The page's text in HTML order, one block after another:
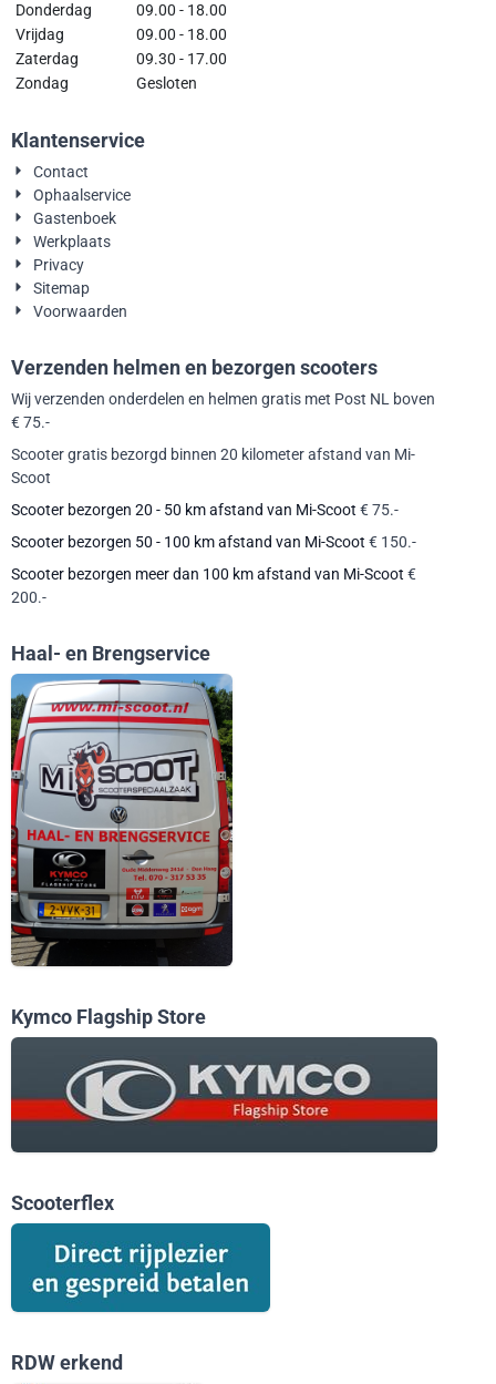
Donderdag
09.00 - 18.00
Vrijdag
09.00 - 18.00
Zaterdag
09.30 - 17.00
Zondag
Gesloten
Klantenservice
Contact
Ophaalservice
Gastenboek
Werkplaats
Privacy
Sitemap
Voorwaarden
Verzenden helmen en bezorgen scooters
Wij verzenden onderdelen en helmen gratis met Post NL boven
€ 75.-
Scooter gratis bezorgd binnen 20 kilometer afstand van Mi-
Scoot
Scooter bezorgen 20 - 50 km afstand van Mi-Scoot € 75.-
Scooter bezorgen 50 - 100 km afstand van Mi-Scoot € 150.-
Scooter bezorgen meer dan 100 km afstand van Mi-Scoot €
200.-
Haal- en Brengservice
Kymco Flagship Store
Scooterflex
RDW erkend